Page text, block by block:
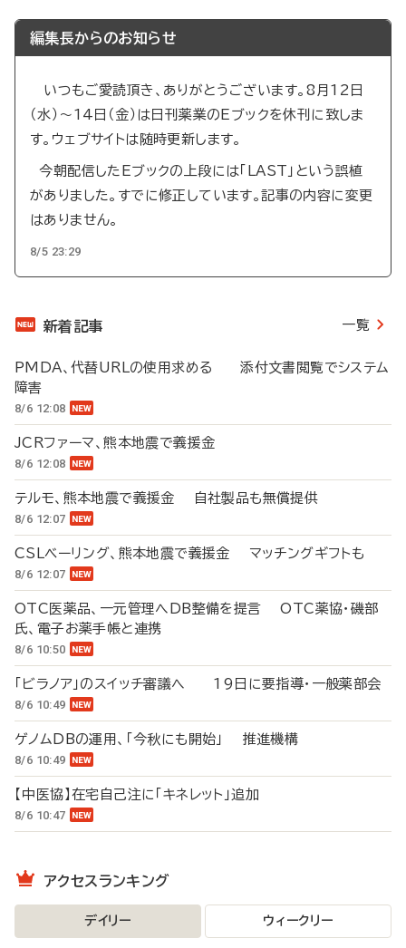
編集長からのお知らせ
いつもご愛読頂き、ありがとうございます。8月12日
（水）～14日（金）は日刊薬業のEブックを休刊に致しま
す。ウェブサイトは随時更新します。
今朝配信したEブックの上段には「LAST」という誤植
がありました。すでに修正しています。記事の内容に変更
はありません。
8/5 23:29
新着記事 一覧
PMDA、代替URLの使用求める 添付文書閲覧でシステム
障害
8/6 12:08
JCRファーマ、熊本地震で義援金
8/6 12:08
テルモ、熊本地震で義援金 自社製品も無償提供
8/6 12:07
CSLベーリング、熊本地震で義援金 マッチングギフトも
8/6 12:07
OTC医薬品、一元管理へDB整備を提言 OTC薬協・磯部
氏、電子お薬手帳と連携
8/6 10:50
「ビラノア」のスイッチ審議へ 19日に要指導・一般薬部会
8/6 10:49
ゲノムDBの運用、「今秋にも開始」 推進機構
8/6 10:49
【中医協】在宅自己注に「キネレット」追加
8/6 10:47
アクセスランキング
デイリー ウィークリー